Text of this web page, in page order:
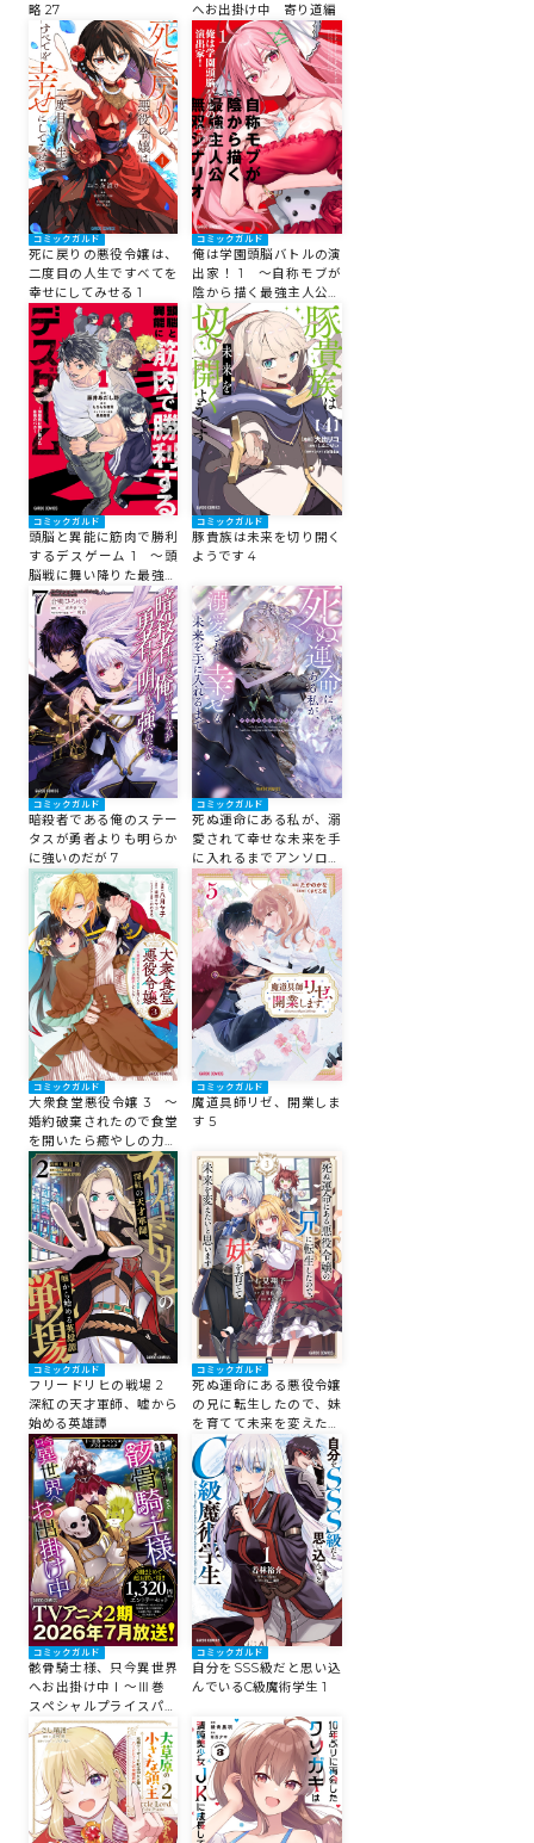
略 27 へお出掛け中 寄り道編
コミックガルド
死に戻りの悪役令嬢は、
二度目の人生ですべてを
幸せにしてみせる 1
コミックガルド
俺は学園頭脳バトルの演
出家！ 1 ～自称モブが
陰から描く最強主人公無
双シナリオ～
コミックガルド
頭脳と異能に筋肉で勝利
するデスゲーム 1 ～頭
脳戦に舞い降りた最強の
バカ～
コミックガルド
豚貴族は未来を切り開く
ようです 4
コミックガルド
暗殺者である俺のステー
タスが勇者よりも明らか
に強いのだが 7
コミックガルド
死ぬ運命にある私が、溺
愛されて幸せな未来を手
に入れるまでアンソロジ
ーコミック
コミックガルド
大衆食堂悪役令嬢 3 ～
婚約破棄されたので食堂
を開いたら癒やしの力が
開花しました～
コミックガルド
魔道具師リゼ、開業しま
す 5
コミックガルド
フリードリヒの戦場 2
深紅の天才軍師、嘘から
始める英雄譚
コミックガルド
死ぬ運命にある悪役令嬢
の兄に転生したので、妹
を育てて未来を変えたい
と思います 3
コミックガルド
骸骨騎士様、只今異世界
へお出掛け中Ⅰ～Ⅲ巻
スペシャルプライスパッ
ク
コミックガルド
自分をSSS級だと思い込
んでいるC級魔術学生 1